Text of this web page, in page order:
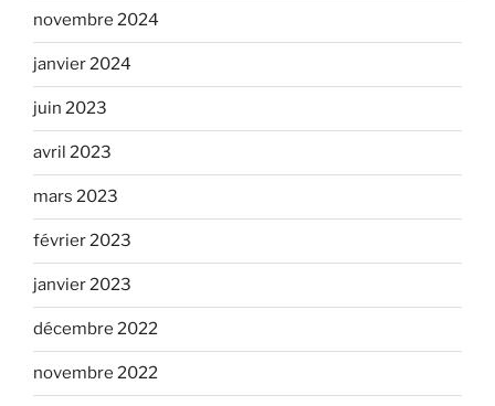
novembre 2024
janvier 2024
juin 2023
avril 2023
mars 2023
février 2023
janvier 2023
décembre 2022
novembre 2022